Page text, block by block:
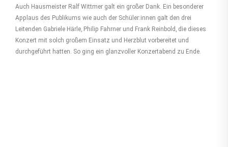
Auch Hausmeister Ralf Wittmer galt ein großer Dank. Ein besonderer
Applaus des Publikums wie auch der Schüler:innen galt den drei
Leitenden Gabriele Härle, Philip Fahrner und Frank Reinbold, die dieses
Konzert mit solch großem Einsatz und Herzblut vorbereitet und
durchgeführt hatten. So ging ein glanzvoller Konzertabend zu Ende.